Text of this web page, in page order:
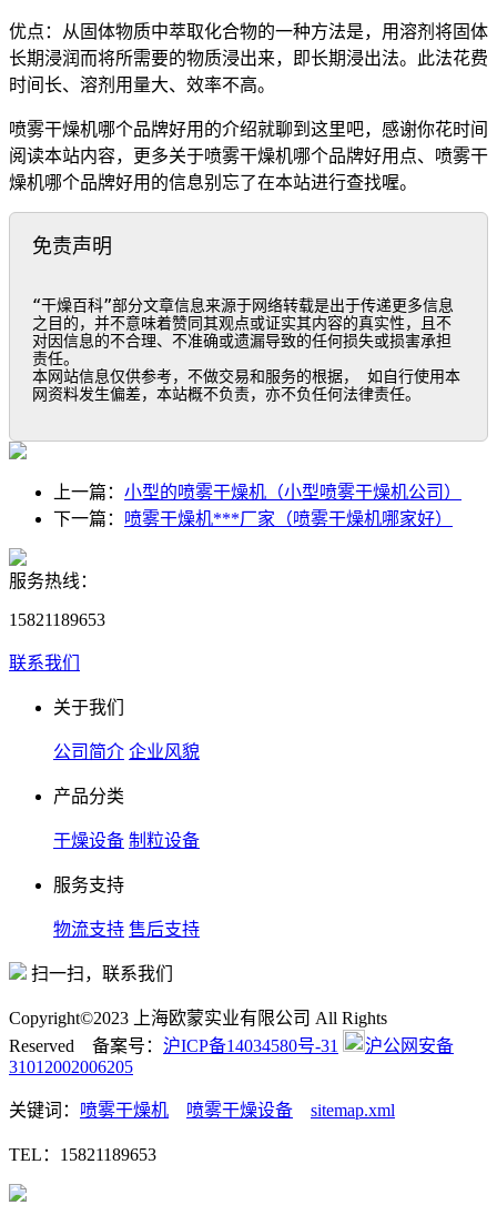
优点：从固体物质中萃取化合物的一种方法是，用溶剂将固体
长期浸润而将所需要的物质浸出来，即长期浸出法。此法花费
时间长、溶剂用量大、效率不高。
喷雾干燥机哪个品牌好用的介绍就聊到这里吧，感谢你花时间
阅读本站内容，更多关于喷雾干燥机哪个品牌好用点、喷雾干
燥机哪个品牌好用的信息别忘了在本站进行查找喔。
免责声明
“干燥百科”部分文章信息来源于网络转载是出于传递更多信息
之目的，并不意味着赞同其观点或证实其内容的真实性，且不
对因信息的不合理、不准确或遗漏导致的任何损失或损害承担
责任。
本网站信息仅供参考，不做交易和服务的根据， 如自行使用本
网资料发生偏差，本站概不负责，亦不负任何法律责任。
上一篇： 小型的喷雾干燥机（小型喷雾干燥机公司）
下一篇： 喷雾干燥机***厂家（喷雾干燥机哪家好）
服务热线：
15821189653
联系我们
关于我们
公司简介 企业风貌
产品分类
干燥设备 制粒设备
服务支持
物流支持 售后支持
扫一扫，联系我们
Copyright©2023 上海欧蒙实业有限公司 All Rights
Reserved 备案号： 沪ICP备14034580号-31
沪公网安备
31012002006205
关键词： 喷雾干燥机 喷雾干燥设备 sitemap.xml
TEL：15821189653